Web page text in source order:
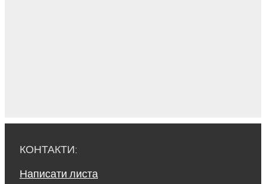
КОНТАКТИ:
Написати листа